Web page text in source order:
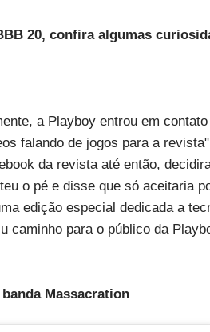
20, confira algumas
a Playboy entrou em
falando de jogos para a
da revista até então,
o pé e disse que só aceitaria
edição especial dedicada a
caminho para o público da
Massacration